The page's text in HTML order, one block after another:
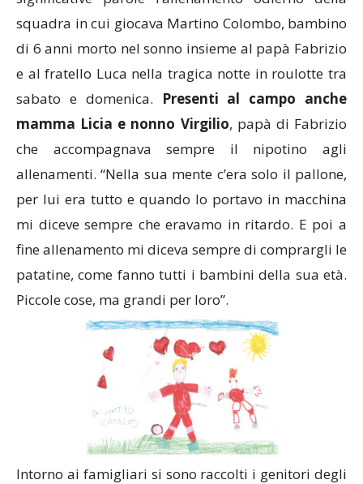
squadra in cui giocava Martino Colombo, bambino
di 6 anni morto nel sonno insieme al papà Fabrizio
e al fratello Luca nella tragica notte in roulotte tra
sabato e domenica.
Presenti al campo anche
mamma Licia e nonno Virgilio, papà di Fabrizio
che accompagnava sempre il nipotino agli
allenamenti. “Nella sua mente c’era solo il pallone,
per lui era tutto e quando lo portavo in macchina
mi diceve sempre che eravamo in ritardo. E poi a
fine allenamento mi diceva sempre di comprargli le
patatine, come fanno tutti i bambini della sua età.
Piccole cose, ma grandi per loro”.
Intorno ai famigliari si sono raccolti i genitori degli